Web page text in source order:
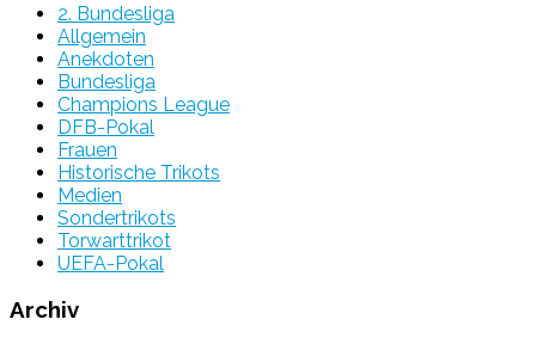
2. Bundesliga
Allgemein
Anekdoten
Bundesliga
Champions League
DFB-Pokal
Frauen
Historische Trikots
Medien
Sondertrikots
Torwarttrikot
UEFA-Pokal
Archiv